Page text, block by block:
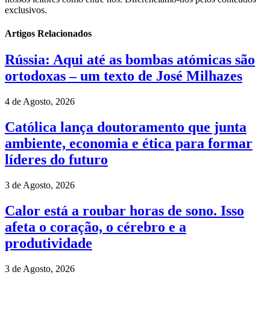
exclusivos.
Artigos Relacionados
Rússia: Aqui até as bombas atómicas são
ortodoxas – um texto de José Milhazes
4 de Agosto, 2026
Católica lança doutoramento que junta
ambiente, economia e ética para formar
líderes do futuro
3 de Agosto, 2026
Calor está a roubar horas de sono. Isso
afeta o coração, o cérebro e a
produtividade
3 de Agosto, 2026